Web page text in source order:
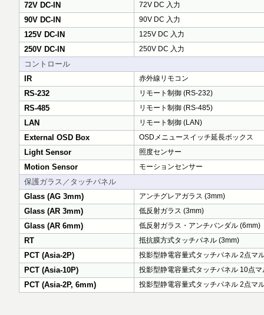
72V DC-IN 72V DC 入力
90V DC-IN 90V DC 入力
125V DC-IN 125V DC 入力
250V DC-IN 250V DC 入力
コントロール
IR
赤外線リモコン
RS-232 リモート制御 (RS-232)
RS-485 リモート制御 (RS-485)
LAN リモート制御 (LAN)
External OSD Box OSDメニュースイッチ延長ボックス
Light Sensor 照度センサー
Motion Sensor モーションセンサー
保護ガラス／タッチパネル
Glass (AG 3mm)
アンチグレアガラス (3mm)
Glass (AR 3mm) 低反射ガラス (3mm)
Glass (AR 6mm) 低反射ガラス・アンチバンダル (6mm)
RT 抵抗膜方式タッチパネル (3mm)
PCT (Asia-2P) 投影型静電容量式タッチパネル 2点マ
PCT (Asia-10P) 投影型静電容量式タッチパネル 10点
PCT (Asia-2P, 6mm) 投影型静電容量式タッチパネル 2点マ